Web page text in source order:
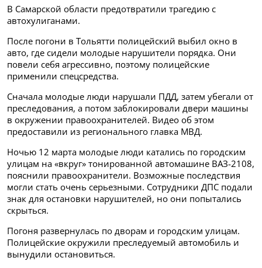
В Самарской области предотвратили трагедию с
автохулиганами.
После погони в Тольятти полицейский выбил окно в
авто, где сидели молодые нарушители порядка. Они
повели себя агрессивно, поэтому полицейские
применили спецсредства.
Сначала молодые люди нарушали ПДД, затем убегали от
преследования, а потом заблокировали двери машины
в окружении правоохранителей. Видео об этом
предоставили из регионального главка МВД.
Ночью 12 марта молодые люди катались по городским
улицам на «вкруг» тонированной автомашине ВАЗ-2108,
пояснили правоохранители. Возможные последствия
могли стать очень серьезными. Сотрудники ДПС подали
знак для остановки нарушителей, но они попытались
скрыться.
Погоня развернулась по дворам и городским улицам.
Полицейские окружили преследуемый автомобиль и
вынудили остановиться.